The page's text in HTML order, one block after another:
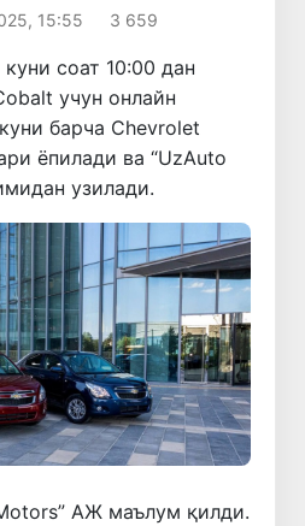
15:55 3 659
соат 10:00 дан
учун онлайн
барча Chevrolet
ёпилади ва “UzAuto
узилади.
АЖ маълум қилди.